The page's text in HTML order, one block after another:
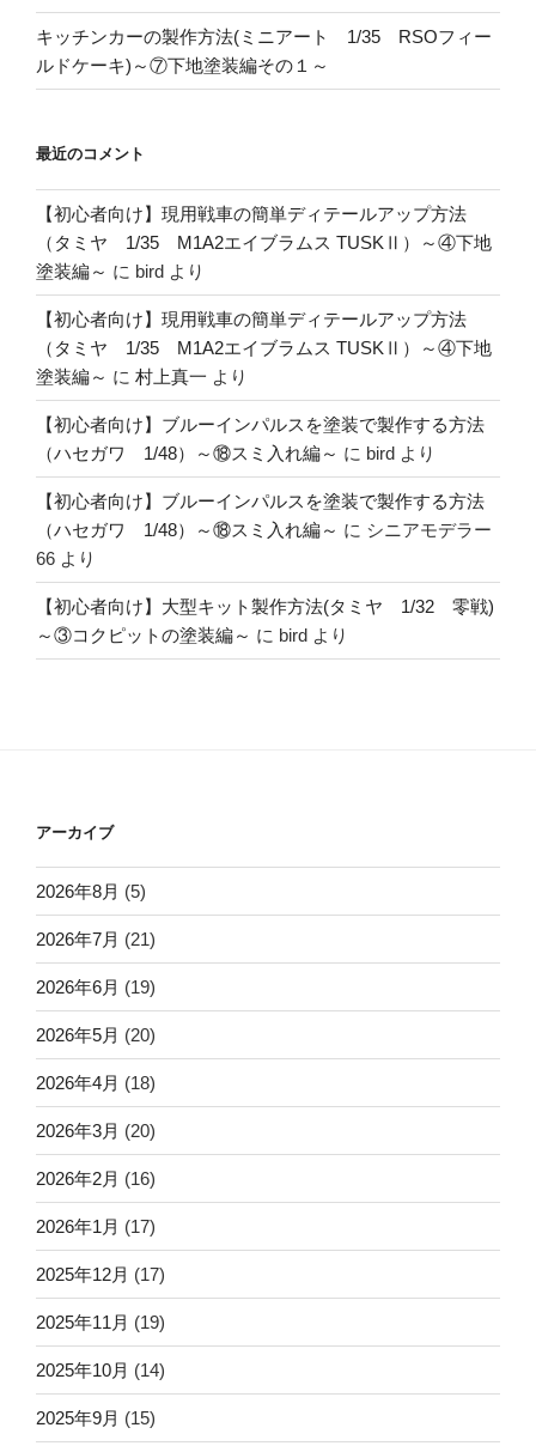
キッチンカーの製作方法(ミニアート 1/35 RSOフィー
ルドケーキ)～⑦下地塗装編その１～
最近のコメント
【初心者向け】現用戦車の簡単ディテールアップ方法
（タミヤ 1/35 M1A2エイブラムス TUSKⅡ）～④下地
塗装編～ に bird より
【初心者向け】現用戦車の簡単ディテールアップ方法
（タミヤ 1/35 M1A2エイブラムス TUSKⅡ）～④下地
塗装編～ に 村上真一 より
【初心者向け】ブルーインパルスを塗装で製作する方法
（ハセガワ 1/48）～⑱スミ入れ編～ に bird より
【初心者向け】ブルーインパルスを塗装で製作する方法
（ハセガワ 1/48）～⑱スミ入れ編～ に シニアモデラー
66 より
【初心者向け】大型キット製作方法(タミヤ 1/32 零戦)
～③コクピットの塗装編～ に bird より
アーカイブ
2026年8月 (5)
2026年7月 (21)
2026年6月 (19)
2026年5月 (20)
2026年4月 (18)
2026年3月 (20)
2026年2月 (16)
2026年1月 (17)
2025年12月 (17)
2025年11月 (19)
2025年10月 (14)
2025年9月 (15)